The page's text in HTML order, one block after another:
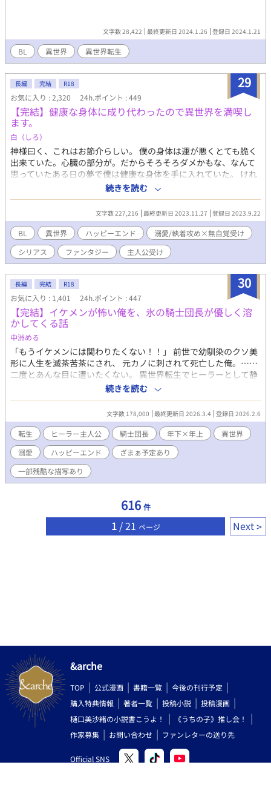
にレヴィにそう言い渡されたエリスは彼の「心に決めた人」を知
り、自分の正体を知られてはいけないと誓うのだが……！？ 銀髪
×碧眼（33歳）の超絶美形の執着騎士団長に気が強いけど鈍感な
ピンク髪×蜂蜜色の目（20歳）が執着されて溺愛されるお話で
す。
文字数 28,422 最終更新日 2024.1.26 登録日 2024.1.21
BL 異世界 異世界転生
29
長編 完結 R18
お気に入り : 2,320 24h.ポイント : 449
【完結】健康な身体に成り代わったので異世界を満喫し
ます。
白（しろ）
神様曰く、これはお節介らしい。 僕の身体は運が悪くとても脆く
出来ていた。心臓の部分が。だからそろそろダメかもな、なんて
思っていたある日の夢で僕は健康な身体を手に入れていた。 けれ
どそれは僕の身体じゃなくて、まるで天使のように綺麗な顔をし
た人の身体だった。 どうせ夢だ、すぐに覚めると思っていたのに
夢は覚めない。それどころか感じる全てがリアルで、もしかして
これは現実なのかもしれないと有り得ない考えに及んだとき、頭
に鈴の音が響いた。 「お節介を焼くことにした。なに心配するこ
とはない。ただ、成り代わるだけさ。お前が欲しくて堪らなかっ
た身体に」 神様らしき人の差配で、僕は僕じゃない人物として生
きることになった。 これは健康な身体を手に入れた僕が、好きな
ように生きていくお話。 本編は三人称です。 R−18に該当するペ
ージには※を付けます。 毎日20時更新 登場人物 ラファエル・ロ
ーデン 金髪青眼の美青年。無邪気であどけなくもあるが無鉄砲で
好奇心旺盛。 ある日人が変わったように活発になったことで親し
い人たちを戸惑わせた。今では受け入れられている。 首筋で脈を
取るのがクセ。 アルフレッド 茶髪に赤目の迫力ある男前苦労人。
ラファエルの友人であり相棒。 剣の腕が立ち騎士団への入団を強
く望まれていたが縛り付けられるのを嫌う性格な為断った。 神様
ガラが悪い大男。
続きを読む
文字数 227,216 最終更新日 2023.11.27 登録日 2023.9.22
BL 異世界 ハッピーエンド
溺愛/執着攻め×無自覚受け
シリアス
ファンタジー 主人公受け
30
長編 完結 R18
お気に入り : 1,401 24h.ポイント : 447
【完結】イケメンが怖い俺を、氷の騎士団長が優しく溶
かしてくる話
中洲める
「もうイケメンには関わりたくない！！」 前世で幼馴染のクソ美
形に人生を滅茶苦茶にされ、 元カノに刺されて死亡した俺。……
二度とあんな目に遭いたくない。 異世界転生でヒーラーとして静
かに生きるはずが、 助けた第五騎士団の団長様（超絶美形）にロ
ックオンされてしまう。 顔が良すぎてトラウマが発動、過呼吸寸
前……と思いきや、 彼の魔力は俺にだけ「優しく馴染む」とか言
われて、 氷のように冷たい騎士団長の心も体も、俺にだけは温か
い。 「嫌でなければ、このままで……」 守備範囲外のイケメン相
手に、どうすればいいんだ……！？ 【顔面偏差値MAXの氷の騎士
団長（年下）】×【イケメン苦手転生ヒーラー】 トラウマと向き
合う日々が、なぜか甘くて温かい日常に変わっていく―― イケメ
ンに人生をかき回される転生ヒーラーファンタジー、ここに開
す。 ムーンライトにも同時掲載中 基本毎日更新。最後まで書けま
したので完結確約です。全三章。 ※転載・AI取り込み禁止※
続きを読む
文字数 178,000 最終更新日 2026.3.4 登録日 2026.2.6
転生 ヒーラー主人公 騎士団長 年下×年上
異世界
溺愛
ハッピーエンド
ざまぁ予定あり
一部残酷な描写あり
616 件
1/ 21 ページ Next
&arche
TOP 公式漫画 書籍一覧
今後の刊行予定
購入特典情報
著者一覧 投稿小説
投稿漫画
樋口美沙緒の小説書こうよ！
《うちの子》推し会！
作家募集
お問い合わせ ファンレターの送り先
Official SNS